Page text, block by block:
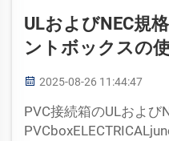
ULおよびNEC規
ントボックスの
2025-08-26 11:44:47
PVC接続箱のULおよび